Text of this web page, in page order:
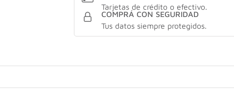
Tarjetas de crédito o efectivo.
COMPRÁ CON SEGURIDAD
Tus datos siempre protegidos.